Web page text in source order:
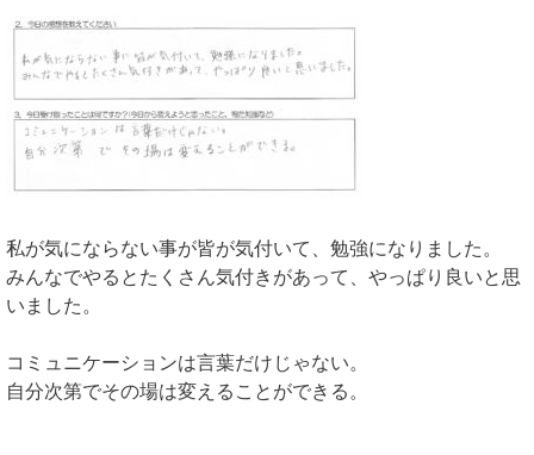
私が気にならない事が皆が気付いて、勉強になりました。
みんなでやるとたくさん気付きがあって、やっぱり良いと思
いました。
コミュニケーションは言葉だけじゃない。
自分次第でその場は変えることができる。